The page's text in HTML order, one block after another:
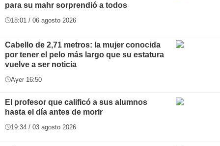
para su mahr sorprendió a todos
18:01 / 06 agosto 2026
Cabello de 2,71 metros: la mujer conocida
por tener el pelo más largo que su estatura
vuelve a ser noticia
Ayer 16:50
El profesor que calificó a sus alumnos
hasta el día antes de morir
19:34 / 03 agosto 2026